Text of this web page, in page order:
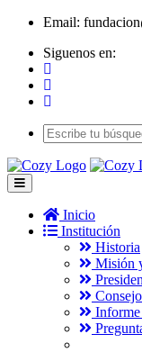
Email:
Siguenos en:
Inicio
Institución
Historia
Misión
Informe